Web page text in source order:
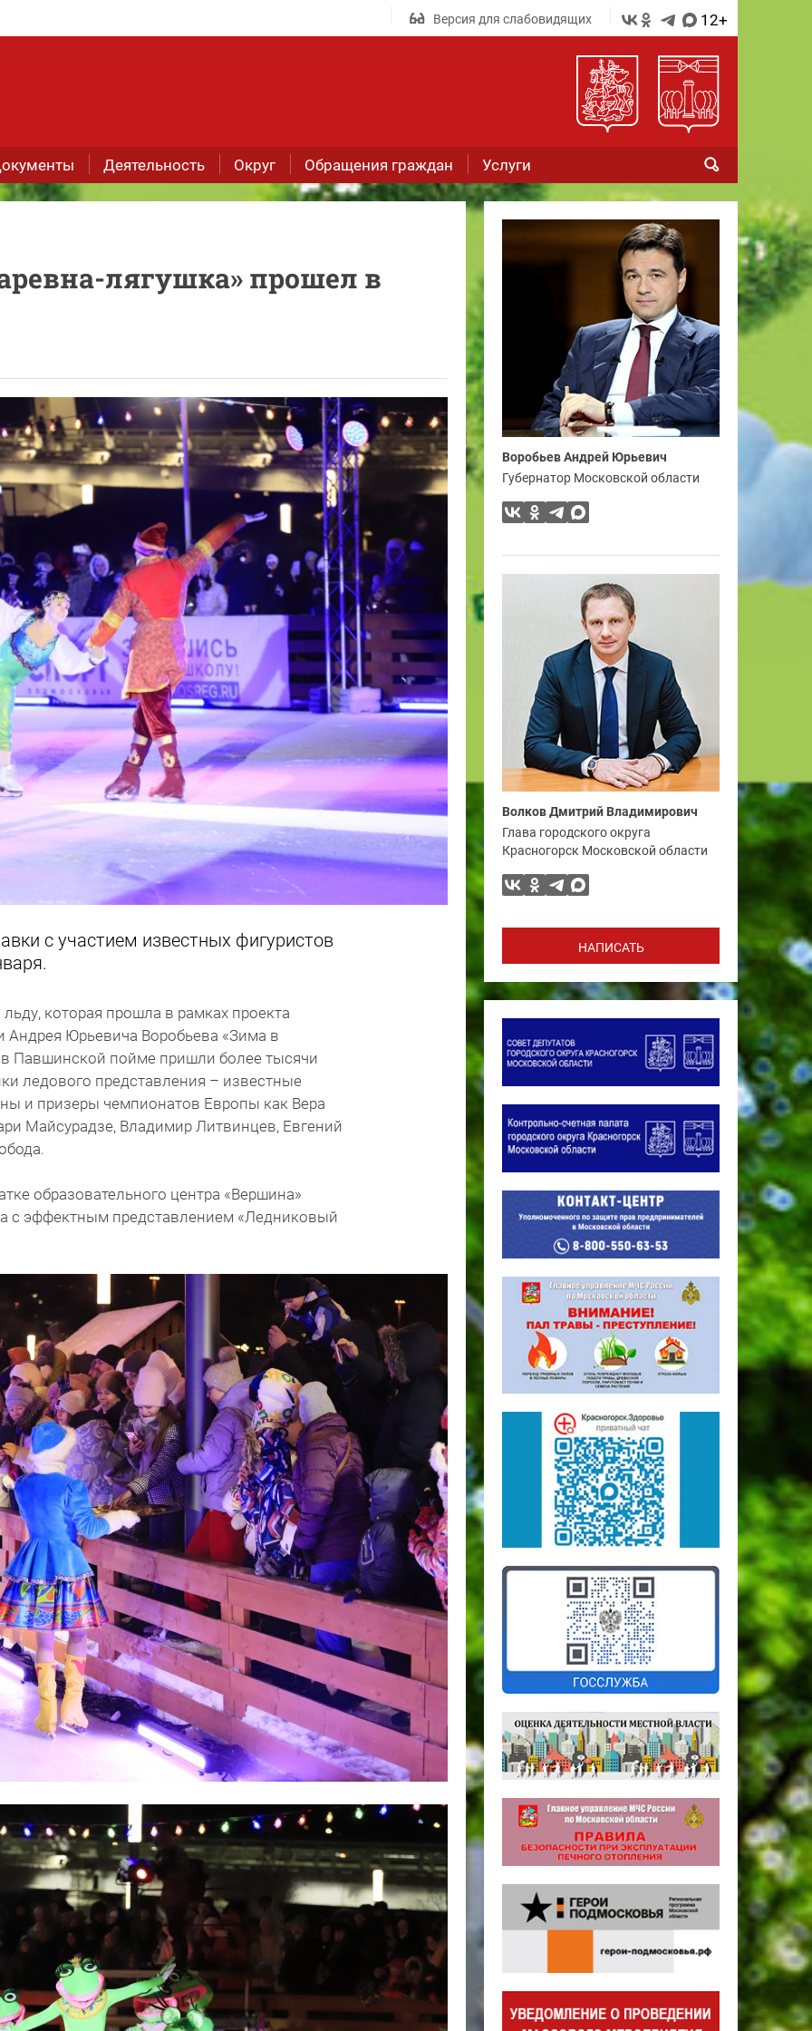
Версия для слабовидящих 12+
Деятельность Округ Обращения граждан Услуги
лягушка» прошел в
с участием известных фигуристов
которая прошла в рамках проекта
Андрея Юрьевича Воробьева «Зима в
Павшинской пойме пришли более тысячи
ледового представления – известные
и призеры чемпионатов Европы как Вера
Майсурадзе, Владимир Литвинцев, Евгений
образовательного центра «Вершина»
с эффектным представлением «Ледниковый
Воробьев Андрей Юрьевич
Губернатор Московской области
Волков Дмитрий Владимирович
Глава городского округа
Красногорск Московской области
НАПИСАТЬ